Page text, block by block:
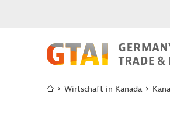
Wirtschaft in Kanada